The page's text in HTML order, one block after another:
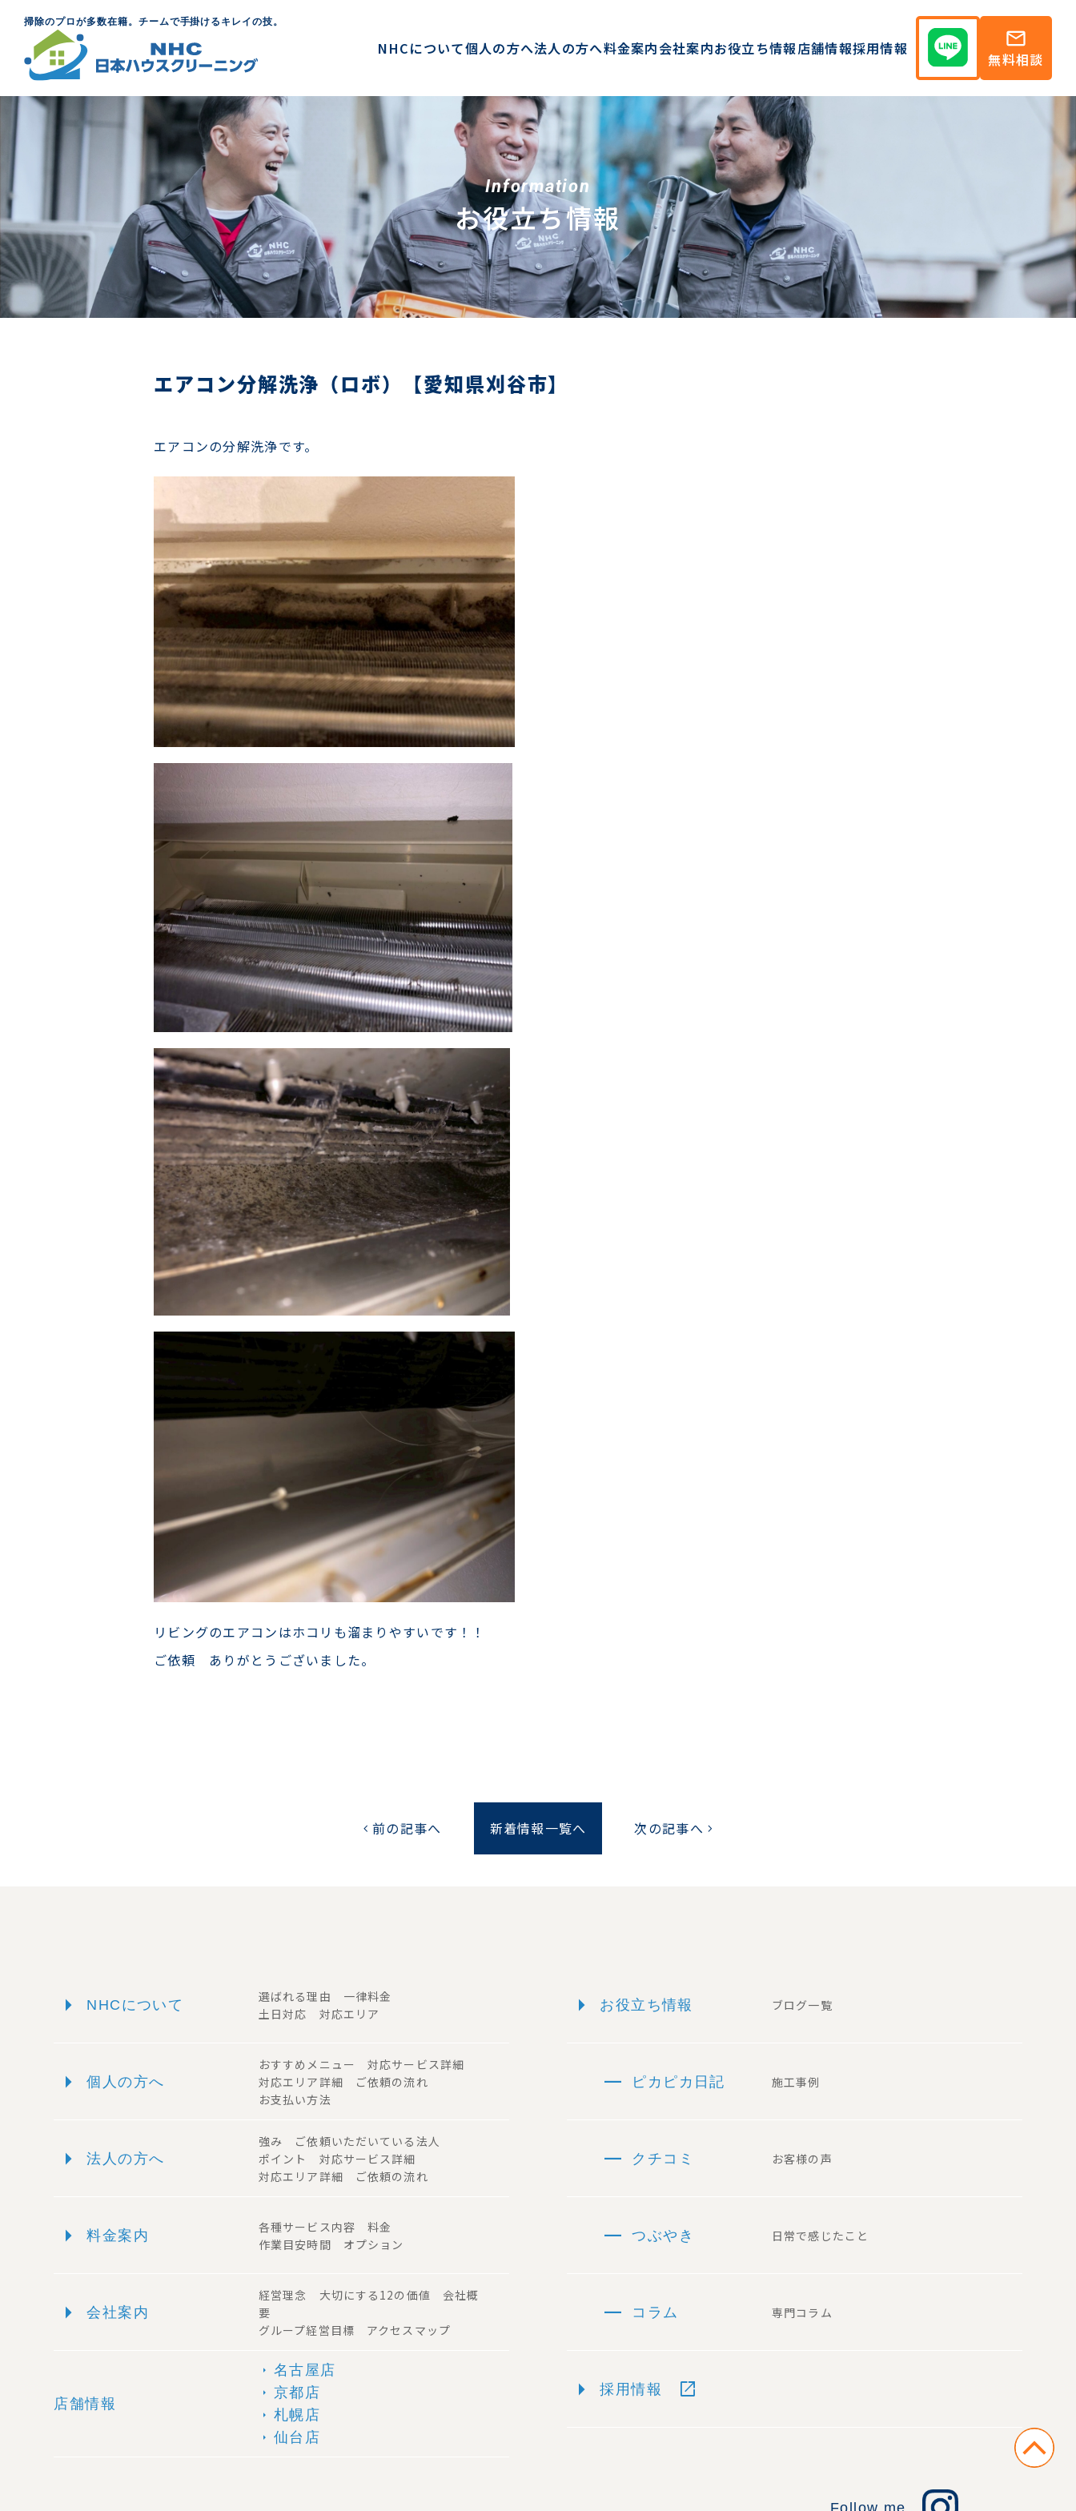
掃除のプロが多数在籍。チームで手掛けるキレイの技。
NHCについて個人の方へ法人の方へ料金案内会社案内お役立ち情報店舗情報採用情報 mail
無料相談
Information
お役立ち情報
エアコン分解洗浄（ロボ）【愛知県刈谷市】
エアコンの分解洗浄です。
リビングのエアコンはホコリも溜まりやすいです！！
ご依頼 ありがとうございました。
chevron_left前の記事へ 新着情報一覧へ 次の記事へ chevron_right
arrow_right NHCについて
選ばれる理由 一律料金
土日対応 対応エリア
arrow_right 個人の方へ
おすすめメニュー 対応サービス詳細
対応エリア詳細 ご依頼の流れ
お支払い方法
arrow_right 法人の方へ
強み ご依頼いただいている法人
ポイント 対応サービス詳細
対応エリア詳細 ご依頼の流れ
arrow_right 料金案内
各種サービス内容 料金
作業目安時間 オプション
arrow_right 会社案内
経営理念 大切にする12の価値 会社概
要
グループ経営目標 アクセスマップ
店舗情報
arrow_right 名古屋店
arrow_right 京都店
arrow_right 札幌店
arrow_right 仙台店
arrow_right お役立ち情報 ブログ一覧
remove ピカピカ日記 施工事例
remove クチコミ お客様の声
remove つぶやき 日常で感じたこと
remove コラム 専門コラム
arrow_right 採用情報 open_in_new
Follow me